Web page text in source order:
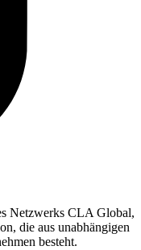
Netzwerks CLA Global,
die aus unabhängigen
besteht.